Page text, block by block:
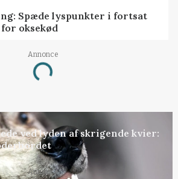
Spæde lyspunkter i fortsat
oksekød
Annonce
Loading...
ved lyden af skrigende kvier:
Annonce